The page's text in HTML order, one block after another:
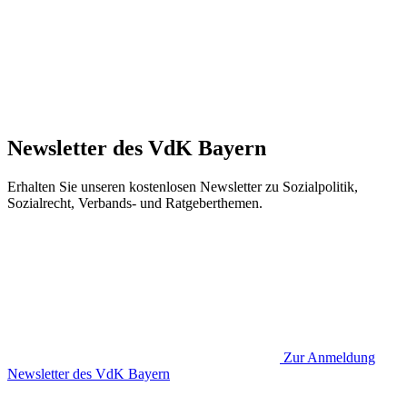
Newsletter des VdK Bayern
Erhalten Sie unseren kostenlosen Newsletter zu Sozialpolitik,
Sozialrecht, Verbands- und Ratgeberthemen.
Zur Anmeldung
Newsletter des VdK Bayern